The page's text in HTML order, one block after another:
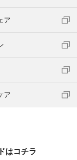
ア
ア
はコチラ